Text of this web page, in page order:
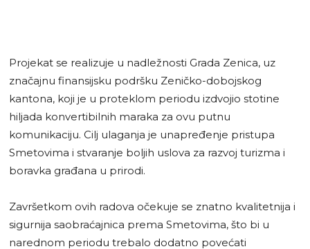
Projekat se realizuje u nadležnosti Grada Zenica, uz
značajnu finansijsku podršku Zeničko-dobojskog
kantona, koji je u proteklom periodu izdvojio stotine
hiljada konvertibilnih maraka za ovu putnu
komunikaciju. Cilj ulaganja je unapređenje pristupa
Smetovima i stvaranje boljih uslova za razvoj turizma i
boravka građana u prirodi.
Završetkom ovih radova očekuje se znatno kvalitetnija i
sigurnija saobraćajnica prema Smetovima, što bi u
narednom periodu trebalo dodatno povećati